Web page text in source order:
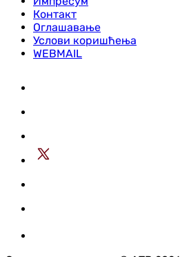
Контакт
Оглашавање
Услови коришћења
WEBMAIL